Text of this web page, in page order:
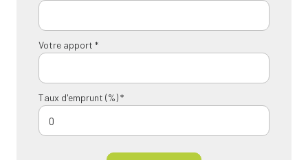
Votre apport *
Taux d'emprunt (%) *